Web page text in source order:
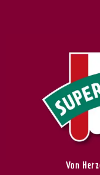
Von